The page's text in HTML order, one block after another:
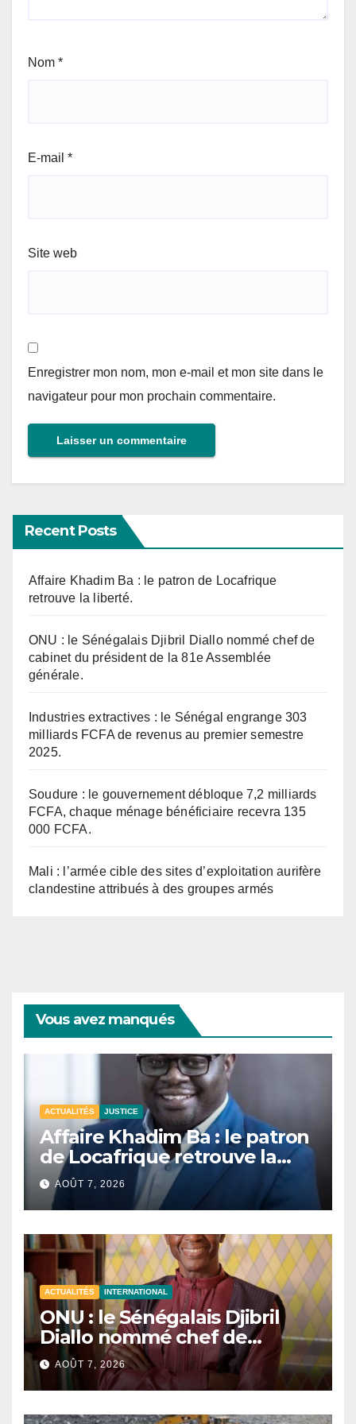
Nom *
E-mail *
Site web
Enregistrer mon nom, mon e-mail et mon site dans le
navigateur pour mon prochain commentaire.
Recent Posts
Affaire Khadim Ba : le patron de Locafrique
retrouve la liberté.
ONU : le Sénégalais Djibril Diallo nommé chef de
cabinet du président de la 81e Assemblée
générale.
Industries extractives : le Sénégal engrange 303
milliards FCFA de revenus au premier semestre
2025.
Soudure : le gouvernement débloque 7,2 milliards
FCFA, chaque ménage bénéficiaire recevra 135
000 FCFA.
Mali : l’armée cible des sites d’exploitation aurifère
clandestine attribués à des groupes armés
Vous avez manqués
ACTUALITÉS JUSTICE
Affaire Khadim Ba : le patron
de Locafrique retrouve la
liberté.
AOÛT 7, 2026
ACTUALITÉS INTERNATIONAL
ONU : le Sénégalais Djibril
Diallo nommé chef de
cabinet du président de la
81e Assemblée générale.
AOÛT 7, 2026